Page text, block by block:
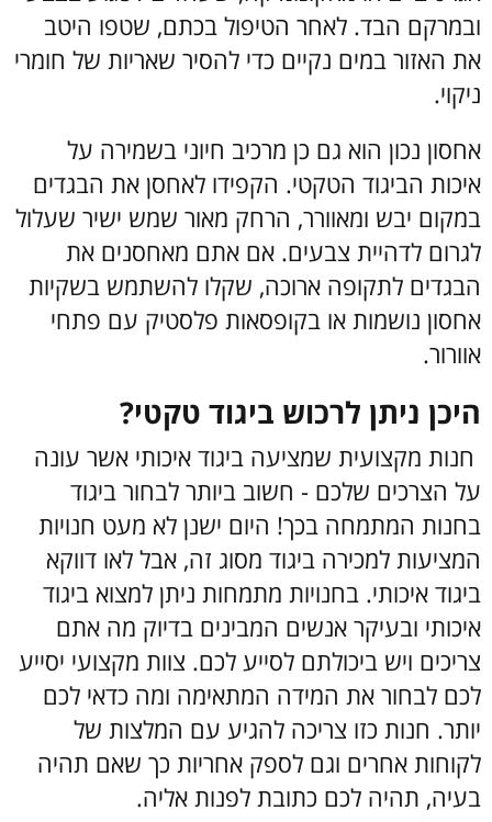
ובמרקם הבד. לאחר הטיפול בכתם, שטפו היטב
את האזור במים נקיים כדי להסיר שאריות של חומרי
ניקוי.
אחסון נכון הוא גם כן מרכיב חיוני בשמירה על
איכות הביגוד הטקטי. הקפידו לאחסן את הבגדים
במקום יבש ומאוורר, הרחק מאור שמש ישיר שעלול
לגרום לדהיית צבעים. אם אתם מאחסנים את
הבגדים לתקופה ארוכה, שקלו להשתמש בשקיות
אחסון נושמות או בקופסאות פלסטיק עם פתחי
אוורור.
היכן ניתן לרכוש ביגוד טקטי?
חנות מקצועית שמציעה ביגוד איכותי אשר עונה
על הצרכים שלכם - חשוב ביותר לבחור ביגוד
בחנות המתמחה בכך! היום ישנן לא מעט חנויות
המציעות למכירה ביגוד מסוג זה, אבל לאו דווקא
ביגוד איכותי. בחנויות מתמחות ניתן למצוא ביגוד
איכותי ובעיקר אנשים המבינים בדיוק מה אתם
צריכים ויש ביכולתם לסייע לכם. צוות מקצועי יסייע
לכם לבחור את המידה המתאימה ומה כדאי לכם
יותר. חנות כזו צריכה להגיע עם המלצות של
לקוחות אחרים וגם לספק אחריות כך שאם תהיה
בעיה, תהיה לכם כתובת לפנות אליה.